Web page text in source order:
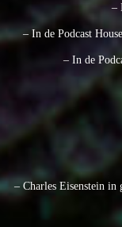
–
– In de Podcast
– In de
– Charles Eisenstein in